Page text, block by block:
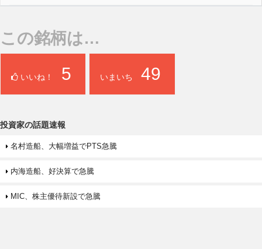
この銘柄は…
いいね！ 5 いまいち 49
投資家の話題速報
名村造船、大幅増益でPTS急騰
内海造船、好決算で急騰
MIC、株主優待新設で急騰